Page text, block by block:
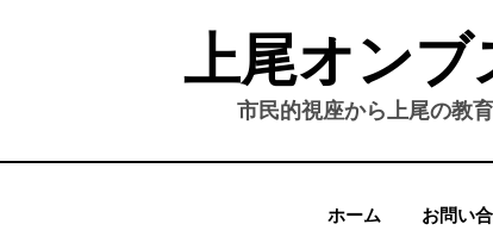
上尾オンブ
市民的視座から上尾の教
ホーム お問い